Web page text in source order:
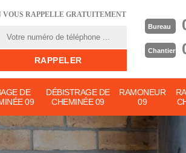
VOUS RAPPELLE GRATUITEMENT
Bureau
Chantier
DE
09
DÉBISTRAGE DE
CHEMINÉE 09
RAMONEUR
09